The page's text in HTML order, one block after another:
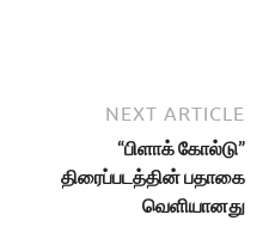
NEXT ARTICLE
“பிளாக் கோல்டு”
திரைப்படத்தின் பதாகை
வெளியானது